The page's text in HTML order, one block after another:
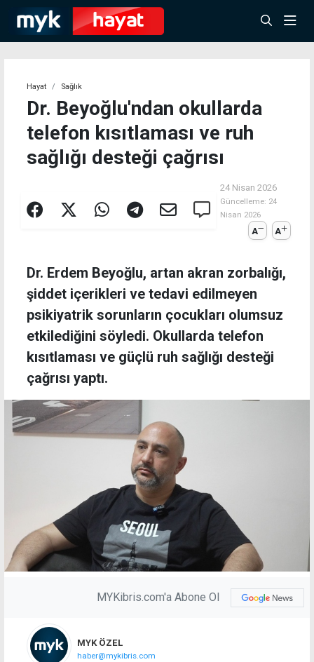
Hayat Sağlık
Dr. Beyoğlu'ndan okullarda
telefon kısıtlaması ve ruh
sağlığı desteği çağrısı
24 Nisan 2026
Güncelleme: 24
Nisan 2026
A A
Dr. Erdem Beyoğlu, artan akran zorbalığı,
şiddet içerikleri ve tedavi edilmeyen
psikiyatrik sorunların çocukları olumsuz
etkilediğini söyledi. Okullarda telefon
kısıtlaması ve güçlü ruh sağlığı desteği
çağrısı yaptı.
MYKibris.com'a Abone Ol
MYK ÖZEL
haber@mykibris.com